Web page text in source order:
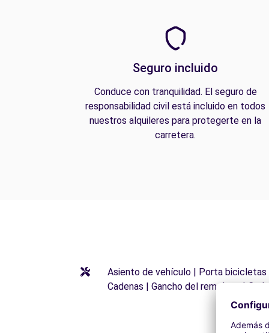
Seguro incluido
Conduce con tranquilidad. El seguro de
responsabilidad civil está incluido en todos
nuestros alquileres para protegerte en la
carretera.
Asiento de vehículo | Porta bicicletas
Cadenas | Gancho del remolque |